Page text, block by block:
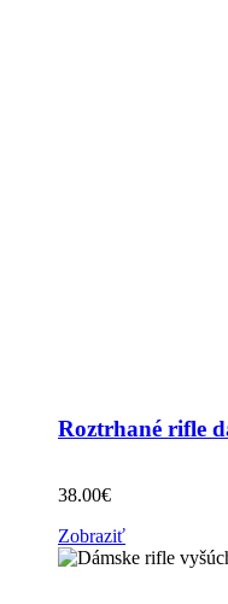
Roztrhané rifle
38.00€
Zobraziť